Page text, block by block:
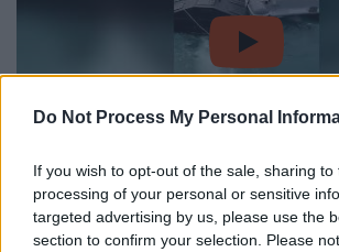
Do Not Process My Personal
If you wish to opt-out of the sale, sharing
processing of your personal or sensitive
targeted advertising by us, please use the
section to confirm your selection. Please
video
Τα χαρακτηριστικά του
χειρισμός του